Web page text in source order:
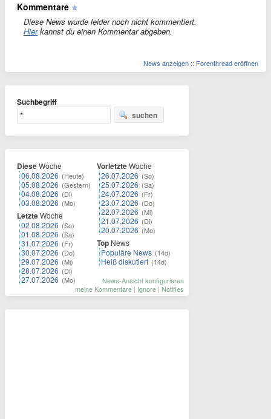
Kommentare
Diese News wurde leider noch nicht kommentiert.
Hierkannst du einen Kommentar abgeben.
News anzeigen :: Forenthread eröffnen
Suchbegriff
suchen
DieseWoche
06.08.2026 (Heute)
05.08.2026 (Gestern)
04.08.2026 (Di)
03.08.2026 (Mo)
LetzteWoche
02.08.2026 (So)
01.08.2026 (Sa)
31.07.2026 (Fr)
30.07.2026 (Do)
29.07.2026 (Mi)
28.07.2026 (Di)
27.07.2026 (Mo)
VorletzteWoche
26.07.2026 (So)
25.07.2026 (Sa)
24.07.2026 (Fr)
23.07.2026 (Do)
22.07.2026 (Mi)
21.07.2026 (Di)
20.07.2026 (Mo)
Top News
Populäre News (14d)
Heiß diskutiert (14d)
News-Ansicht konfigurieren
meine Kommentare | Ignore | Notifies